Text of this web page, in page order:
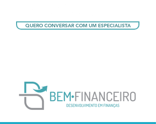
QUERO CONVERSAR COM UM ESPECIALISTA